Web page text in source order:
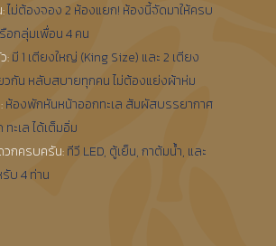
ไม่ต้องจอง 2 ห้องแยก! ห้องนี้จัดมาให้ครบ
กลุ่มเพื่อน 4 คน
:มี 1 เตียงใหญ่ (King Size) และ 2 เตียง
วกัน หลับสบายทุกคน ไม่ต้องแย่งผ้าห่ม
ห้องพักหันหน้าออกทะเล สัมผัสบรรยากาศ
ะเล ได้เต็มอิ่ม
วกครบครัน:ทีวี LED, ตู้เย็น, กาต้มน้ำ, และ
บ 4 ท่าน